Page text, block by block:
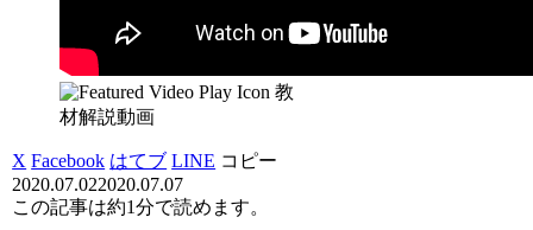
教
材解説動画
X Facebook はてブ LINE コピー
2020.07.022020.07.07
この記事は約1分で読めます。